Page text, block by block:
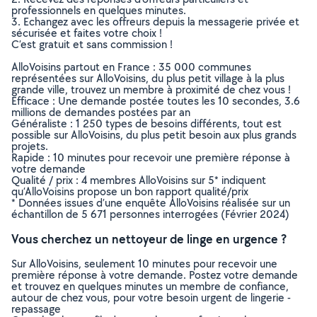
professionnels en quelques minutes.
3. Echangez avec les offreurs depuis la messagerie privée et
sécurisée et faites votre choix !
C’est gratuit et sans commission !
AlloVoisins partout en France : 35 000 communes
représentées sur AlloVoisins, du plus petit village à la plus
grande ville, trouvez un membre à proximité de chez vous !
Efficace : Une demande postée toutes les 10 secondes, 3.6
millions de demandes postées par an
Généraliste : 1 250 types de besoins différents, tout est
possible sur AlloVoisins, du plus petit besoin aux plus grands
projets.
Rapide : 10 minutes pour recevoir une première réponse à
votre demande
Qualité / prix : 4 membres AlloVoisins sur 5* indiquent
qu’AlloVoisins propose un bon rapport qualité/prix
* Données issues d’une enquête AlloVoisins réalisée sur un
échantillon de 5 671 personnes interrogées (Février 2024)
Vous cherchez un nettoyeur de linge en urgence ?
Sur AlloVoisins, seulement 10 minutes pour recevoir une
première réponse à votre demande. Postez votre demande
et trouvez en quelques minutes un membre de confiance,
autour de chez vous, pour votre besoin urgent de lingerie -
repassage